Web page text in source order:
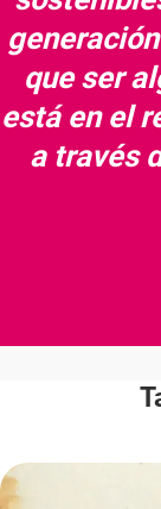
que ser
está en el
a través